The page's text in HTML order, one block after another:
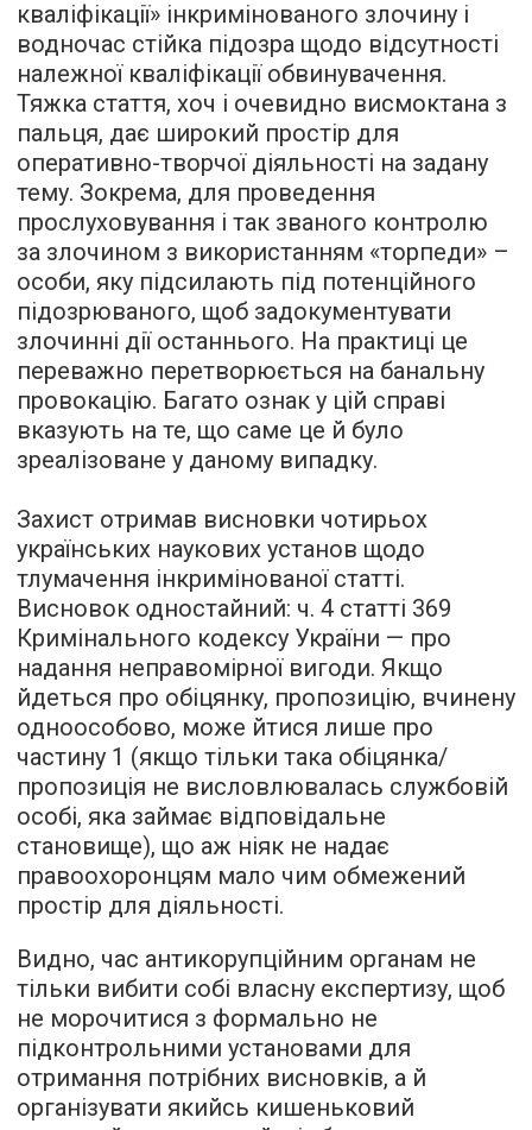
кваліфікації» інкримінованого злочину і
водночас стійка підозра щодо відсутності
належної кваліфікації обвинувачення.
Тяжка стаття, хоч і очевидно висмоктана з
пальця, дає широкий простір для
оперативно-творчої діяльності на задану
тему. Зокрема, для проведення
прослуховування і так званого контролю
за злочином з використанням «торпеди» –
особи, яку підсилають під потенційного
підозрюваного, щоб задокументувати
злочинні дії останнього. На практиці це
переважно перетворюється на банальну
провокацію. Багато ознак у цій справі
вказують на те, що саме це й було
зреалізоване у даному випадку.
Захист отримав висновки чотирьох
українських наукових установ щодо
тлумачення інкримінованої статті.
Висновок одностайний: ч. 4 статті 369
Кримінального кодексу України — про
надання неправомірної вигоди. Якщо
йдеться про обіцянку, пропозицію, вчинену
одноособово, може йтися лише про
частину 1 (якщо тільки така обіцянка/
пропозиція не висловлювалась службовій
особі, яка займає відповідальне
становище), що аж ніяк не надає
правоохоронцям мало чим обмежений
простір для діяльності.
Видно, час антикорупційним органам не
тільки вибити собі власну експертизу, щоб
не морочитися з формально не
підконтрольними установами для
отримання потрібних висновків, а й
організувати якийсь кишеньковий